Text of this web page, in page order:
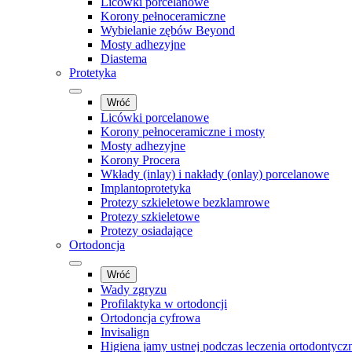
Korony pełnoceramiczne
Wybielanie zębów Beyond
Mosty adhezyjne
Diastema
Protetyka
Wróć
Licówki porcelanowe
Korony pełnoceramiczne i mosty
Mosty adhezyjne
Korony Procera
Wkłady (inlay) i nakłady (onlay) porcelanowe
Implantoprotetyka
Protezy szkieletowe bezklamrowe
Protezy szkieletowe
Protezy osiadające
Ortodoncja
Wróć
Wady zgryzu
Profilaktyka w ortodoncji
Ortodoncja cyfrowa
Invisalign
Higiena jamy ustnej podczas leczenia